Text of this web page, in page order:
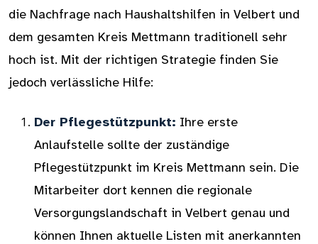
die Nachfrage nach Haushaltshilfen in Velbert und
dem gesamten Kreis Mettmann traditionell sehr
hoch ist. Mit der richtigen Strategie finden Sie
jedoch verlässliche Hilfe:
Der Pflegestützpunkt: Ihre erste
Anlaufstelle sollte der zuständige
Pflegestützpunkt im Kreis Mettmann sein. Die
Mitarbeiter dort kennen die regionale
Versorgungslandschaft in Velbert genau und
können Ihnen aktuelle Listen mit anerkannten